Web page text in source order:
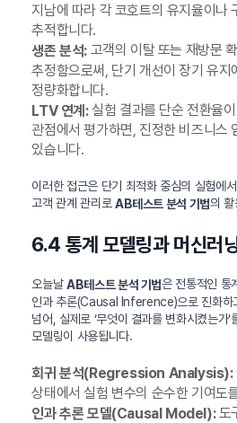
지남에 따라 각 코호트의 유지율이나
추적합니다.
생존 분석:고객의 이탈 또는 재방문
추정함으로써, 단기 개선이 장기 유지
정량화합니다.
LTV 연계:실험 결과를 단순 전환율
관점에서 평가하면, 진정한 비즈니스
있습니다.
이러한 접근은 단기 최적화 중심의 실험에
고객 관계 관리로AB테스트 분석 기법의 활
6.4 통계 모델링과 머신러
오늘날AB테스트 분석 기법은 전통적인 통
인과 추론(Causal Inference)으로 진화하
넘어, 실제로 ‘무엇이 결과를 변화시켰는가
모델링이 사용됩니다.
회귀 분석(Regression Analysis):
상태에서 실험 변수의 순수한 기여도
인과 추론 모델(Causal Model):도